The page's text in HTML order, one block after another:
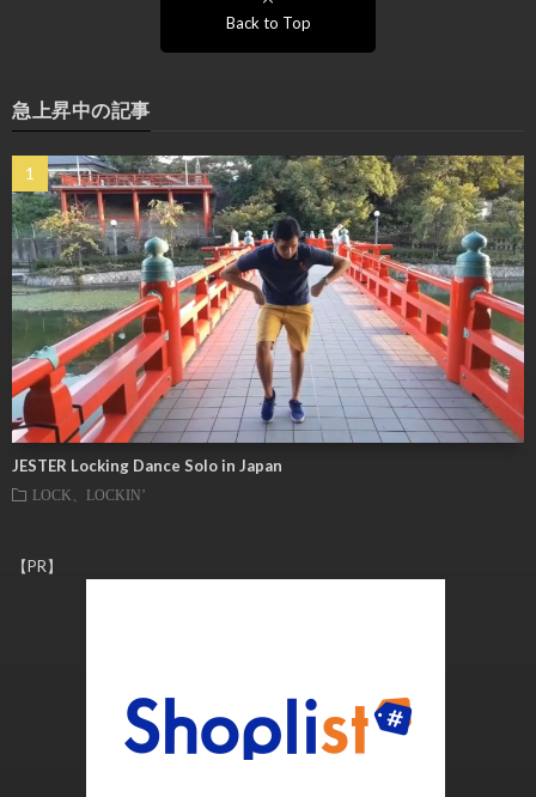
Back to Top
急上昇中の記事
JESTER Locking Dance Solo in Japan
LOCK、LOCKIN’
【PR】